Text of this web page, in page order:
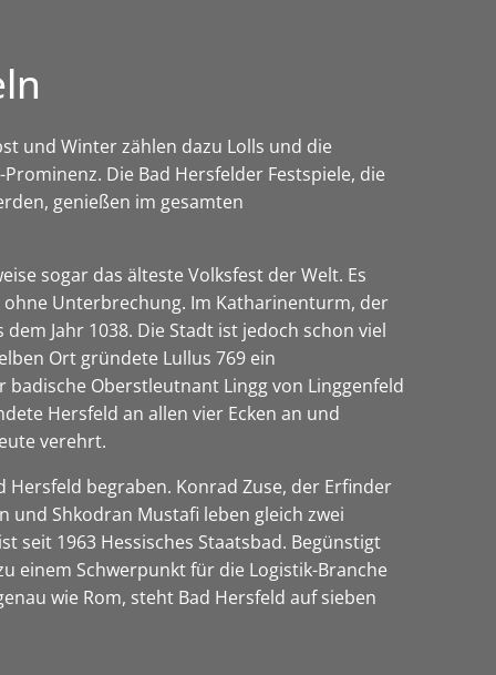
und Winter zählen dazu Lolls und die
Die Bad Hersfelder Festspiele, die
genießen im gesamten
sogar das älteste Volksfest der Welt. Es
ohne Unterbrechung. Im Katharinenturm, der
Jahr 1038. Die Stadt ist jedoch schon viel
Ort gründete Lullus 769 ein
Oberstleutnant Lingg von Linggenfeld
Hersfeld an allen vier Ecken an und
verehrt.
begraben. Konrad Zuse, der Erfinder
und Shkodran Mustafi leben gleich zwei
seit 1963 Hessisches Staatsbad. Begünstigt
einem Schwerpunkt für die Logistik-Branche
wie Rom, steht Bad Hersfeld auf sieben